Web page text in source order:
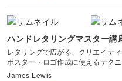
ハンドレタリングマスター講
レタリングで広がる、クリエイテ
ポスター・ロゴ作成に使えるテクニ
James Lewis